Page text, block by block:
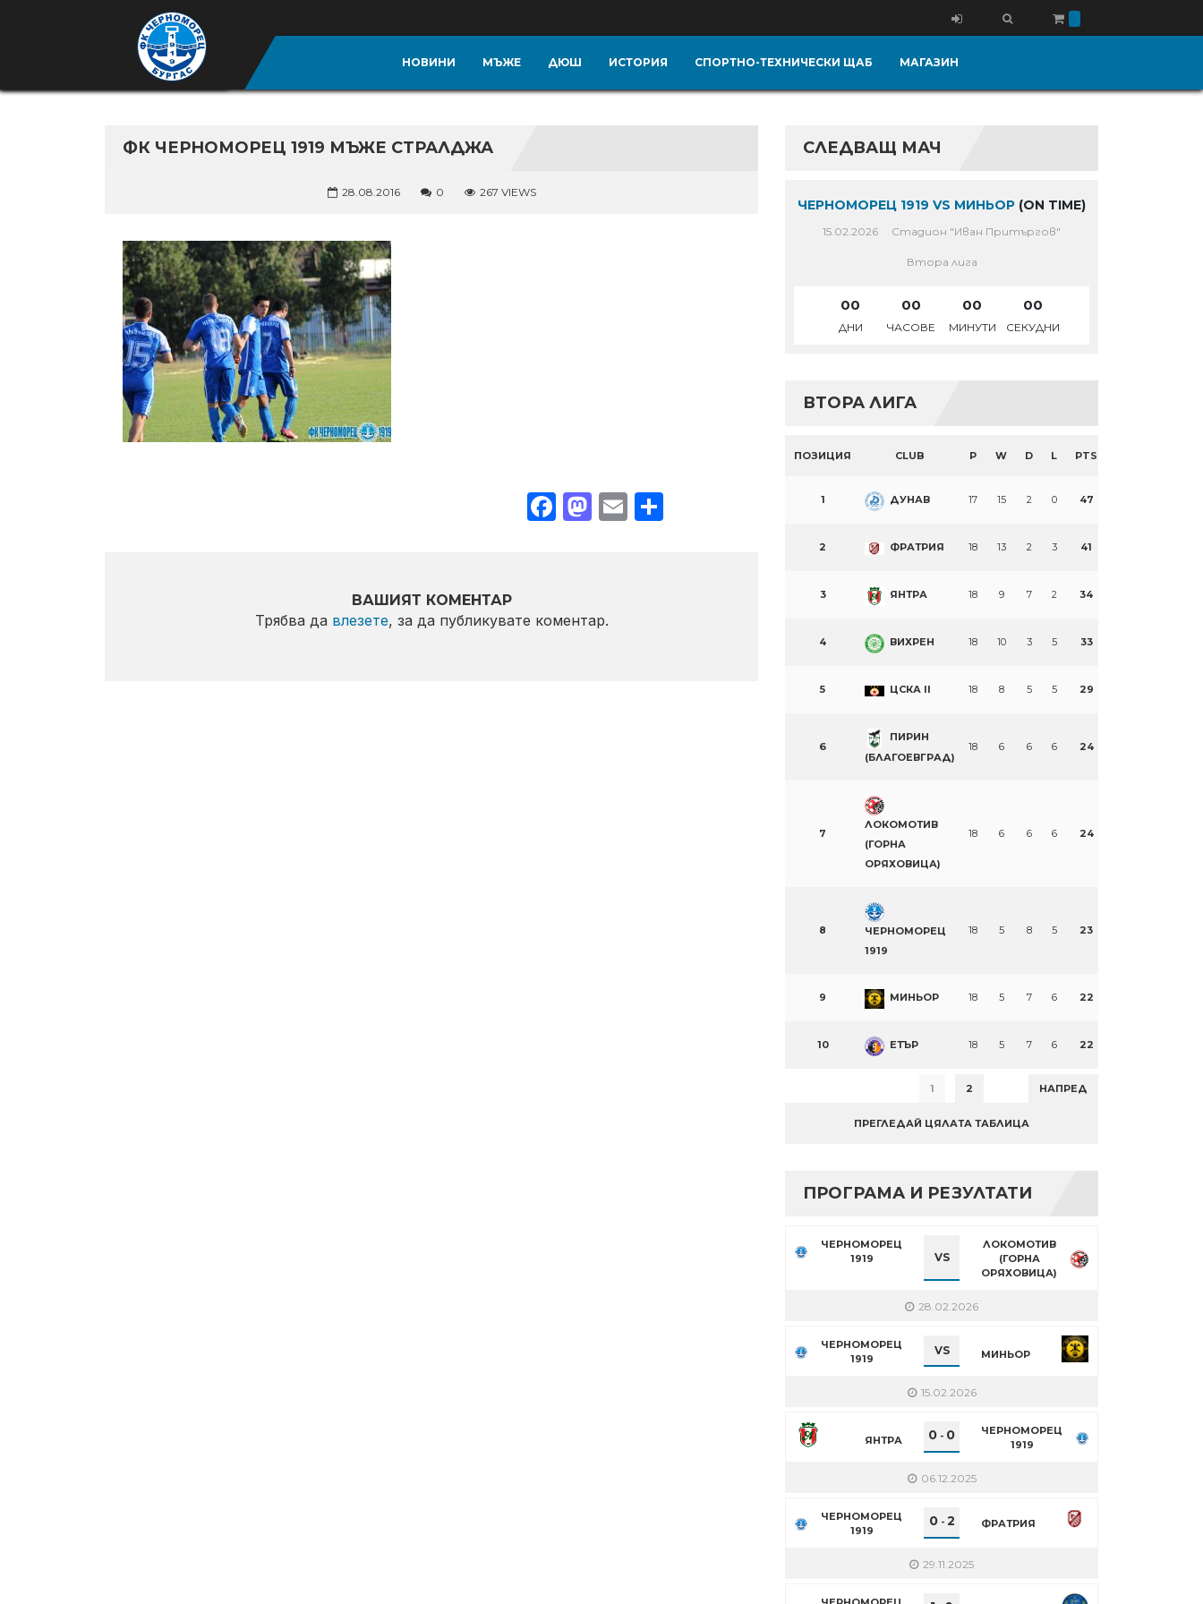
НОВИНИ МЪЖЕ ДЮШ ИСТОРИЯ СПОРТНО-ТЕХНИЧЕСКИ ЩАБ МАГАЗИН
ФК ЧЕРНОМОРЕЦ 1919 МЪЖЕ СТРАЛДЖА
28.08.2016 0 267 VIEWS
Facebook
Mastodon
EmailShare
ВАШИЯТ КОМЕНТАР
Трябва да влезете, за да публикувате коментар.
СЛЕДВАЩ МАЧ
ЧЕРНОМОРЕЦ 1919 VS МИНЬОР (ON TIME)
15.02.2026 Стадион "Иван Притъргов"
Втора лига
00
ДНИ
00
ЧАСОВЕ
00
МИНУТИ
00
СЕКУДНИ
ВТОРА ЛИГА
ПОЗИЦИЯ CLUB P W D L PTS
1 ДУНАВ 17 15 2 0 47
2 ФРАТРИЯ 18 13 2 3 41
3 ЯНТРА 18 9 7 2 34
4 ВИХРЕН 18 10 3 5 33
5 ЦСКА II 18 8 5 5 29
6
ПИРИН
(БЛАГОЕВГРАД)
18 6 6 6 24
7
ЛОКОМОТИВ
(ГОРНА
ОРЯХОВИЦА)
18 6 6 6 24
8
ЧЕРНОМОРЕЦ
1919
18 5 8 5 23
9 МИНЬОР 18 5 7 6 22
10 ЕТЪР 18 5 7 6 22
1 2 НАПРЕД
ПРЕГЛЕДАЙ ЦЯЛАТА ТАБЛИЦА
ПРОГРАМА И РЕЗУЛТАТИ
ЧЕРНОМОРЕЦ
1919
VS
ЛОКОМОТИВ
(ГОРНА
ОРЯХОВИЦА)
28.02.2026
ЧЕРНОМОРЕЦ
1919
VS МИНЬОР
15.02.2026
ЯНТРА 0 - 0
ЧЕРНОМОРЕЦ
1919
06.12.2025
ЧЕРНОМОРЕЦ
1919
0- 2 ФРАТРИЯ
29.11.2025